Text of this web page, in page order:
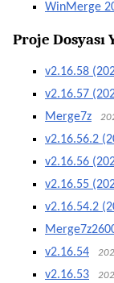
WinMerge
Proje Dosyası
v2.16.58
v2.16.57
Merge7z
v2.16.56.2
v2.16.56
v2.16.55
v2.16.54.2
v2.16.54
v2.16.53